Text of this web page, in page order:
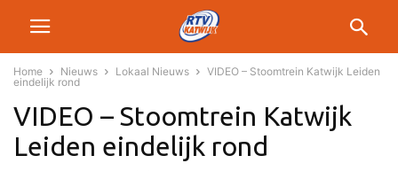
Home Nieuws Lokaal Nieuws
VIDEO – Stoomtrein Katwijk Leiden
eindelijk rond
VIDEO – Stoomtrein Katwijk
Leiden eindelijk rond